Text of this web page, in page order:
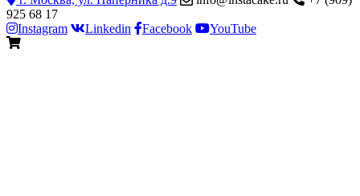
925 68 17
Instagram
Linkedin Facebook YouTube